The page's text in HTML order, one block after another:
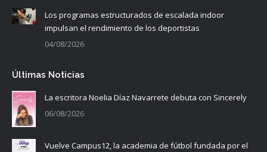
Los programas estructurados de escalada indoor
impulsan el rendimiento de los deportistas
04/08/2026
Últimas Noticias
La escritora Noelia Díaz Navarrete debuta con Sincerely
06/08/2026
Vuelve Campus12, la academia de fútbol fundada por el